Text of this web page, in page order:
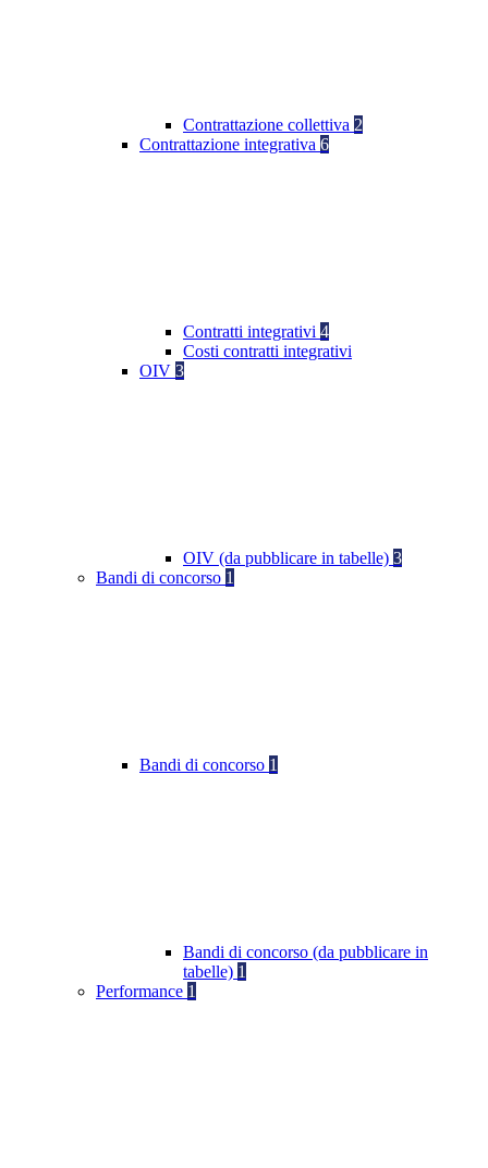
Contrattazione collettiva 2
Contrattazione integrativa 6
Contratti integrativi 4
Costi contratti integrativi
OIV 3
OIV (da pubblicare in tabelle) 3
Bandi di concorso 1
Bandi di concorso 1
Bandi di concorso (da pubblicare in
tabelle) 1
Performance 1